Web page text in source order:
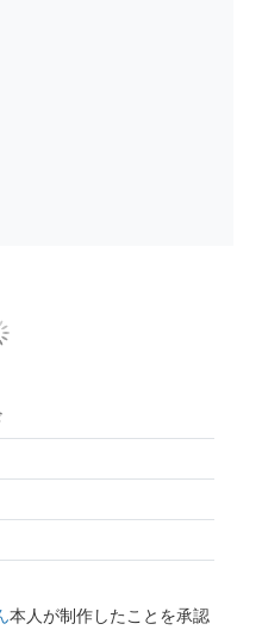
本人が制作したことを承認